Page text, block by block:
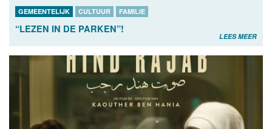
GEMEENTELIJK CULTUUR FAMILIE
“LEZEN IN DE PARKEN”!
LEES MEER